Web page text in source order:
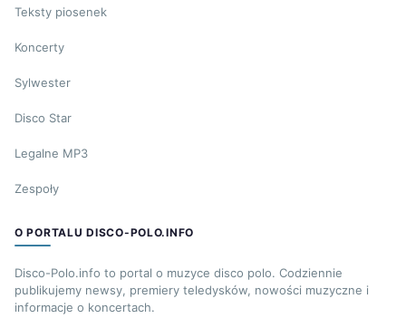
Teksty piosenek
Koncerty
Sylwester
Disco Star
Legalne MP3
Zespoły
O PORTALU DISCO-POLO.INFO
Disco-Polo.info to portal o muzyce disco polo. Codziennie
publikujemy newsy, premiery teledysków, nowości muzyczne i
informacje o koncertach.